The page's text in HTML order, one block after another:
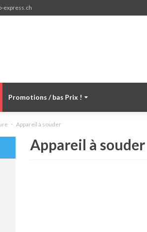
express.ch
Promotions / bas Prix !
Appareil à souder
Appareil à souder